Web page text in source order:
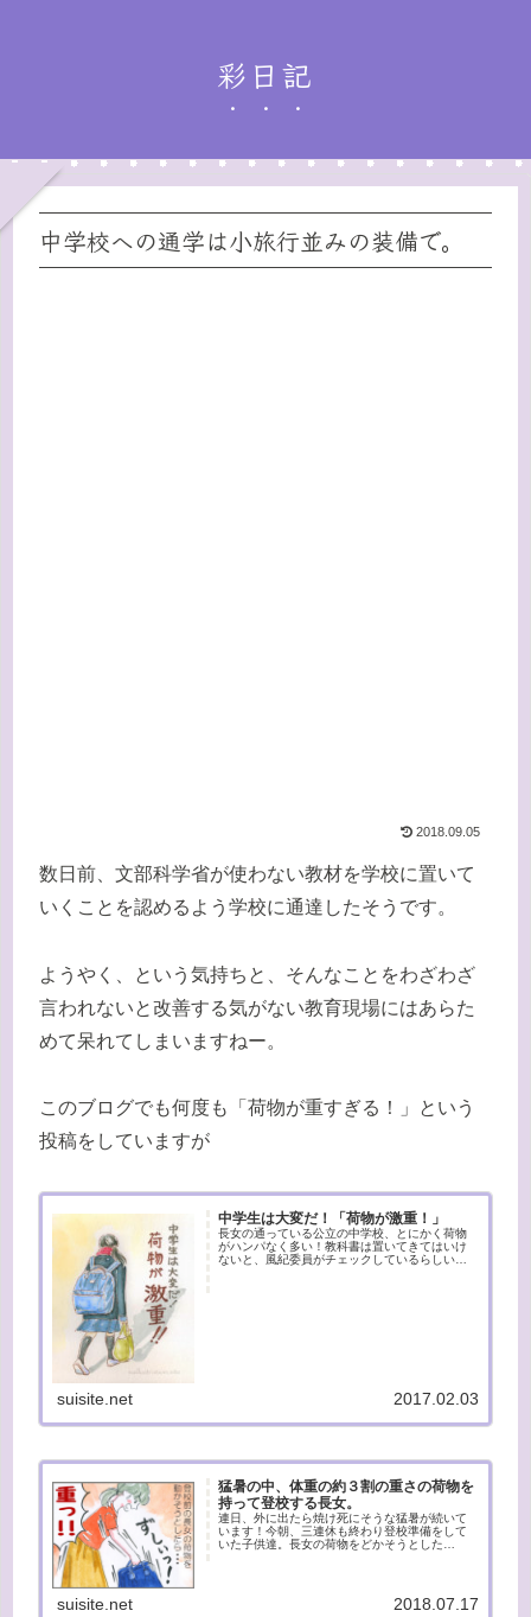
彩日記
中学校への通学は小旅行並みの装備で。
2018.09.05
数日前、文部科学省が使わない教材を学校に置いて
いくことを認めるよう学校に通達したそうです。
ようやく、という気持ちと、そんなことをわざわざ
言われないと改善する気がない教育現場にはあらた
めて呆れてしまいますねー。
このブログでも何度も「荷物が重すぎる！」という
投稿をしていますが
中学生は大変だ！「荷物が激重！」
長女の通っている公立の中学校、とにかく荷物
がハンパなく多い！教科書は置いてきてはいけ
ないと、風紀委員がチェックしているらしい。
suisite.net 2017.02.03
猛暑の中、体重の約３割の重さの荷物を
持って登校する長女。
連日、外に出たら焼け死にそうな猛暑が続いて
います！今朝、三連休も終わり登校準備をして
いた子供達。長女の荷物をどかそうとした
suisite.net 2018.07.17